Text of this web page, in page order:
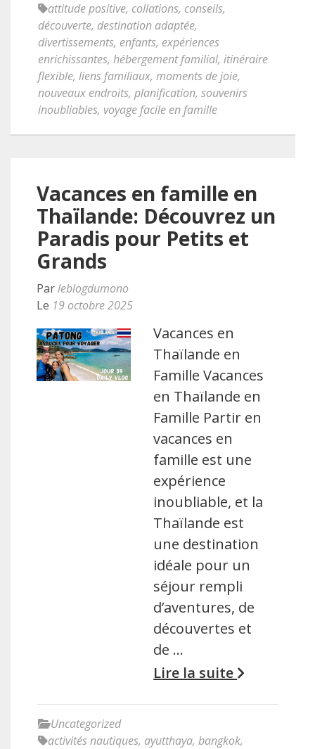
attitude positive, collations, conseils,
découverte, destination adaptée,
divertissements, enfants, expériences
enrichissantes, hébergement familial, itinéraire
flexible, liens familiaux, moments de joie,
nouveaux endroits, planification, souvenirs
inoubliables, voyage facile en famille
Vacances en famille en
Thaïlande: Découvrez un
Paradis pour Petits et
Grands
Parleblogdumono
Le 19 octobre 2025
Vacances en
Thaïlande en
Famille Vacances
en Thaïlande en
Famille Partir en
vacances en
famille est une
expérience
inoubliable, et la
Thaïlande est
une destination
idéale pour un
séjour rempli
d’aventures, de
découvertes et
de …
Lire la suite
Uncategorized
activités nautiques, ayutthaya, bangkok,